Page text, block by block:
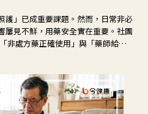
護」已成重要課題。然而，日常非必
屢見不鮮，用藥安全實在重要。社團
非處方藥正確使用」與「藥師給